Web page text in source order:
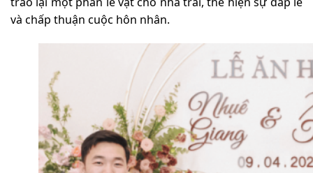
và chấp thuận cuộc hôn nhân.